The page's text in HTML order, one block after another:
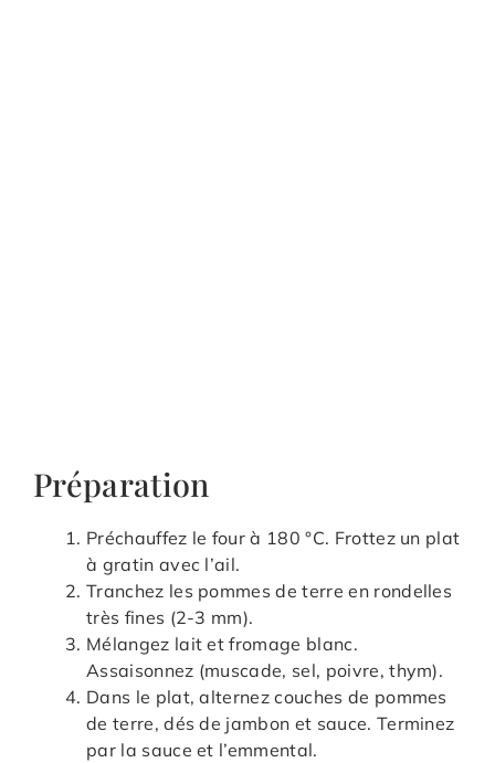
Préparation
Préchauffez le four à 180 °C. Frottez un plat
à gratin avec l’ail.
Tranchez les pommes de terre en rondelles
très fines (2-3 mm).
Mélangez lait et fromage blanc.
Assaisonnez (muscade, sel, poivre, thym).
Dans le plat, alternez couches de pommes
de terre, dés de jambon et sauce. Terminez
par la sauce et l’emmental.